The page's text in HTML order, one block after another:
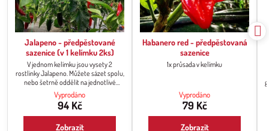
Jalapeno - předpěstované
sazenice (v 1 kelímku 2ks)
V jednom kelímku jsou vysety 2
rostlinky Jalapeno. Můžete sázet spolu,
nebo šetrně oddělit na jednotlivé
rostlinky a sázet zvlášť po jedné
rostlince
Vyprodáno
94 Kč
Zobrazit
Habanero red - předpěstovaná
sazenice
1x průsada v kelímku
Vyprodáno
79 Kč
Zobrazit